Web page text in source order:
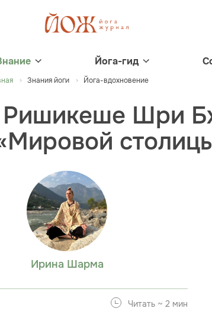
Йога-гид
Знания йоги Йога-вдохновение
Шри
Ирина Шарма
Читать ~ 2 мин